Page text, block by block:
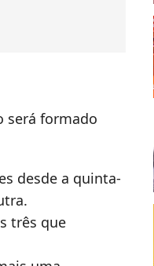
será formado
desde a quinta-
três que